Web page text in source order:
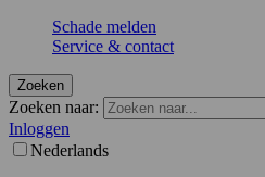
Schade melden
Service & contact
Zoeken
Zoeken naar:
Inloggen
Nederlands